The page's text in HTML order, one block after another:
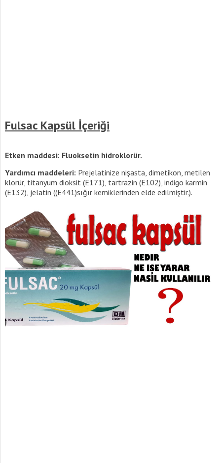
Fulsac Kapsül İçeriği
Etken maddesi: Fluoksetin hidroklorür.
Yardımcı maddeleri: Prejelatinize nişasta, dimetikon, metilen
klorür, titanyum dioksit (E171), tartrazin (E102), indigo karmin
(E132), jelatin ((E441)sığır kemiklerinden elde edilmiştir.).